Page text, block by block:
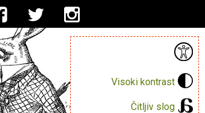
Visoki kontrast
Čitljiv slog